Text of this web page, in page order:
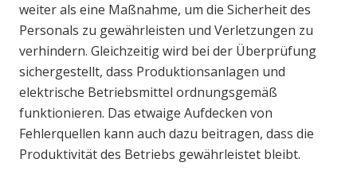
weiter als eine Maßnahme, um die Sicherheit des
Personals zu gewährleisten und Verletzungen zu
verhindern. Gleichzeitig wird bei der Überprüfung
sichergestellt, dass Produktionsanlagen und
elektrische Betriebsmittel ordnungsgemäß
funktionieren. Das etwaige Aufdecken von
Fehlerquellen kann auch dazu beitragen, dass die
Produktivität des Betriebs gewährleistet bleibt.